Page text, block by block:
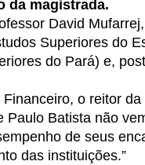
da magistrada.
David
Superiores do
do Pará) e,
o reitor
Batista não
de seus
das instituições.”